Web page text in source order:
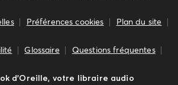
Préférences cookies Plan du site
Glossaire Questions fréquentes
d’Oreille, votre libraire audio